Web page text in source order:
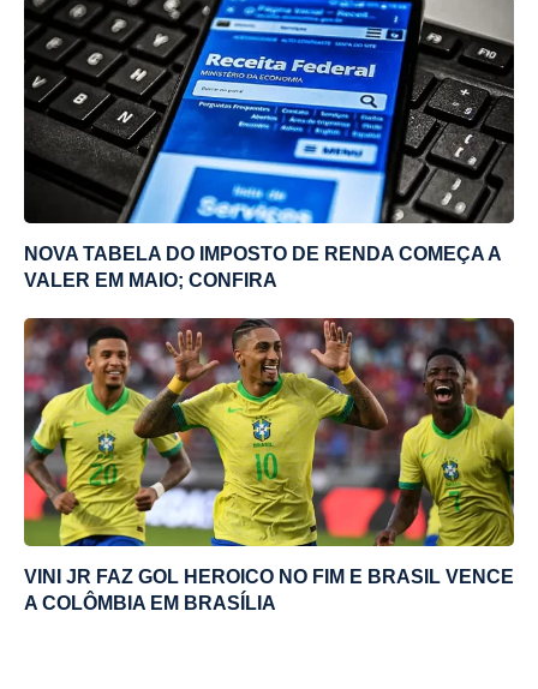
NOVA TABELA DO IMPOSTO DE RENDA COMEÇA A
VALER EM MAIO; CONFIRA
VINI JR FAZ GOL HEROICO NO FIM E BRASIL VENCE
A COLÔMBIA EM BRASÍLIA